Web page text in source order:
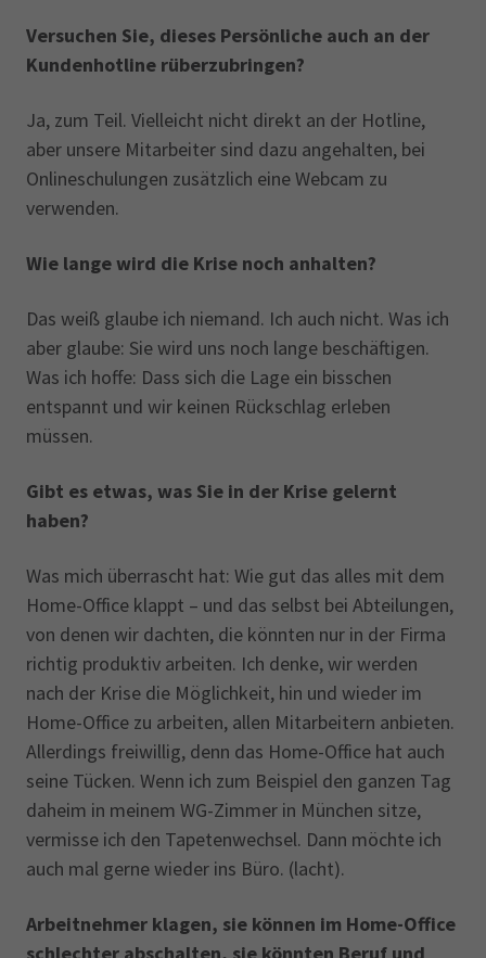
Versuchen Sie, dieses Persönliche auch an der
Kundenhotline rüberzubringen?
Ja, zum Teil. Vielleicht nicht direkt an der Hotline,
aber unsere Mitarbeiter sind dazu angehalten, bei
Onlineschulungen zusätzlich eine Webcam zu
verwenden.
Wie lange wird die Krise noch anhalten?
Das weiß glaube ich niemand. Ich auch nicht. Was ich
aber glaube: Sie wird uns noch lange beschäftigen.
Was ich hoffe: Dass sich die Lage ein bisschen
entspannt und wir keinen Rückschlag erleben
müssen.
Gibt es etwas, was Sie in der Krise gelernt
haben?
Was mich überrascht hat: Wie gut das alles mit dem
Home-Office klappt – und das selbst bei Abteilungen,
von denen wir dachten, die könnten nur in der Firma
richtig produktiv arbeiten. Ich denke, wir werden
nach der Krise die Möglichkeit, hin und wieder im
Home-Office zu arbeiten, allen Mitarbeitern anbieten.
Allerdings freiwillig, denn das Home-Office hat auch
seine Tücken. Wenn ich zum Beispiel den ganzen Tag
daheim in meinem WG-Zimmer in München sitze,
vermisse ich den Tapetenwechsel. Dann möchte ich
auch mal gerne wieder ins Büro. (lacht).
Arbeitnehmer klagen, sie können im Home-Office